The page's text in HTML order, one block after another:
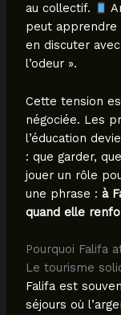
au collectif.
peut apprendre
en discuter
l’odeur ».
Cette tension
négociée. Les
l’éducation
: que garder,
jouer un rôle
une phrase : à
quand elle
Pourquoi Falifa
Le tourisme
Falifa est
séjours où